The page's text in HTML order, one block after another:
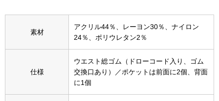
シューズ
レースアップ
スニーカー
素材
アクリル44％、レーヨン30％、ナイロン
24％、ポリウレタン2％
仕様
ウエスト総ゴム（ドローコード入り、ゴム
交換口あり）／ポケットは前面に2個、背面
に1個